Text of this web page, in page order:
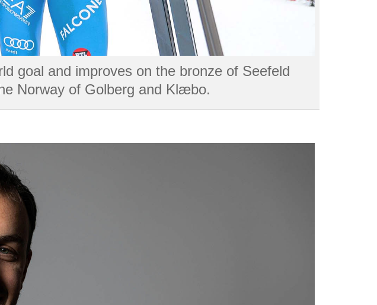
goal and improves on the bronze of Seefeld
Norway of Golberg and Klæbo.